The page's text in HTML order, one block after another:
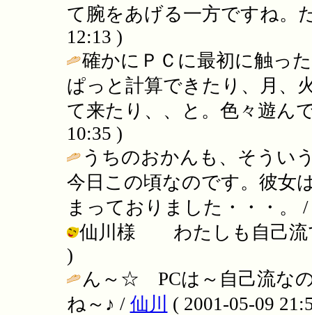
て腕をあげる一方ですね。
12:13 )
確かにＰＣに最初に触っ
ぱっと計算できたり、月、
て来たり、、と。色々遊ん
10:35 )
うちのおかんも、そうい
今日この頃なのです。彼女
まっておりました・・・。
仙川様 わたしも自己流
)
ん～☆ PCは～自己流な
ね～♪ / 仙川 ( 2001-05-09